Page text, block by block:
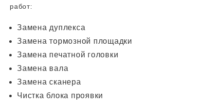
работ:
Замена дуплекса
Замена тормозной площадки
Замена печатной головки
Замена вала
Замена сканера
Чистка блока проявки